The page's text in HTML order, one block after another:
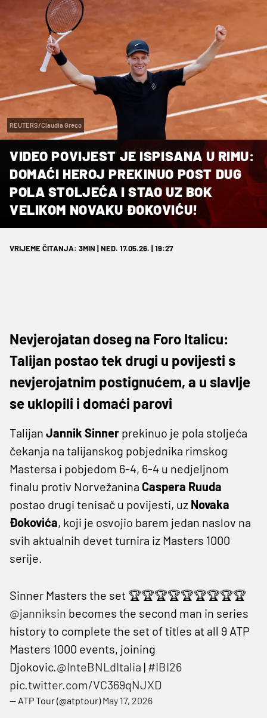
REUTERS/Claudia Greco
VIDEO POVIJEST JE ISPISANA U RIMU:
DOMAĆI HEROJ PREKINUO POST DUG
POLA STOLJEĆA I STAO UZ BOK
VELIKOM NOVAKU ĐOKOVIĆU!
VRIJEME ČITANJA: 3MIN | NED. 17.05.26. | 19:27
Nevjerojatan doseg na Foro Italicu:
Talijan postao tek drugi u povijesti s
nevjerojatnim postignućem, a u slavlje
se uklopili i domaći parovi
Talijan Jannik Sinner prekinuo je pola stoljeća
čekanja na talijanskog pobjednika rimskog
Mastersa i pobjedom 6-4, 6-4 u nedjeljnom
finalu protiv Norvežanina Caspera Ruuda
postao drugi tenisač u povijesti, uz Novaka
Đokovića, koji je osvojio barem jedan naslov na
svih aktualnih devet turnira iz Masters 1000
serije.
Sinner Masters the set 🏆🏆🏆🏆🏆🏆🏆🏆🏆
@janniksin becomes the second man in series
history to complete the set of titles at all 9 ATP
Masters 1000 events, joining
Djokovic.@InteBNLdItalia | #IBI26
pic.twitter.com/VC369qNJXD
— ATP Tour (@atptour)May 17, 2026